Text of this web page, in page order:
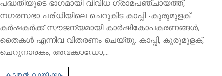
പദ്ധതിയുടെ ഭാഗമായി വിവിധ ഗ്രാമപഞ്ചായത്ത്,
നഗരസഭാ പരിധിയിലെ ചെറുകിട കാപ്പി -കുരുമുളക്
കര്‍ഷകര്‍ക്ക് സൗജന്യമായി കാര്‍ഷികോപകരണങ്ങള്‍,
തൈകള്‍ എന്നിവ വിതരണം ചെയ്തു. കാപ്പി, കുരുമുളക്,
ചെറുനാരകം, അവക്കാഡോ,…